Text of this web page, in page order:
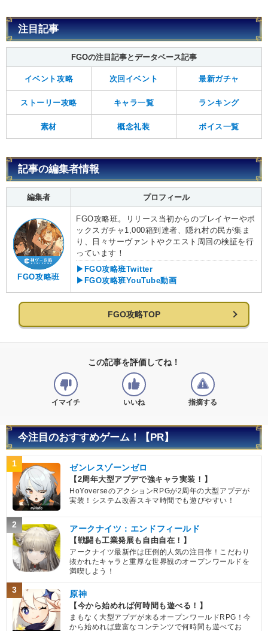
注目記事
FGOの注目記事とデータベース記事
イベント攻略 次回イベント 最新ガチャ
ストーリー攻略 キャラ一覧 ランキング
素材 概念礼装 ボイス一覧
記事の編集者情報
編集者 プロフィール
FGO攻略班
FGO攻略班。リリース当初からのプレイヤーやボ
ックスガチャ1,000箱到達者、隠れ村の民が集ま
り、日々サーヴァントやクエスト周回の検証を行
っています！
▶FGO攻略班Twitter
▶FGO攻略班YouTube動画
FGO攻略TOP
この記事を評価してね！
イマイチ いいね 指摘する
今注目のおすすめゲーム！【PR】
1 ゼンレスゾーンゼロ
【2周年大型アプデで強キャラ実装！】
HoYoverseのアクションRPGが2周年の大型アプデが
実装！システム改善スキマ時間でも遊びやすい！
2 アークナイツ：エンドフィールド
【戦闘も工業発展も自由自在！】
アークナイツ最新作は圧倒的人気の注目作！こだわり
抜かれたキャラと重厚な世界観のオープンワールドを
満喫しよう！
3 原神
【今から始めれば何時間も遊べる！】
まもなく大型アプデが来るオープンワールドRPG！今
から始めれば豊富なコンテンツで何時間も遊べてお